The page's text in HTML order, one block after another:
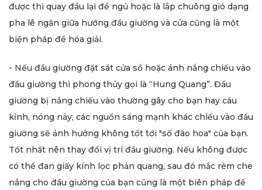
được thì quay đầu lại để ngủ hoặc là lắp chuông gió dạng
pha lê ngăn giữa hướng đầu giường và cửa cũng là một
biện pháp để hóa giải.
- Nếu đầu giường đặt sát cửa sổ hoặc ánh nắng chiếu vào
đầu giường thì phong thủy gọi là “Hung Quang”. Đầu
giường bị nắng chiếu vào thường gây cho bạn hay cáu
kỉnh, nóng nảy; các nguồn sáng mạnh khác chiếu vào đầu
giường sẽ ảnh hưởng không tốt tới "số đào hoa" của bạn.
Tốt nhất nên thay đổi vị trí đầu giường. Nếu không được
có thể đan giấy kính lọc phản quang, sau đó mắc rèm che
nắng cho đầu giường của bạn cũng là một biên pháp để